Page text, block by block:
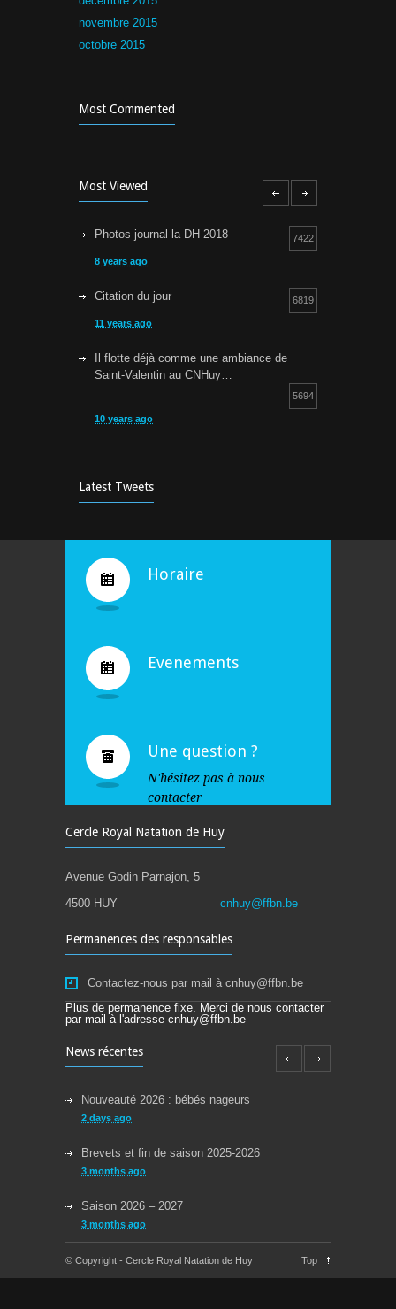
novembre 2015
octobre 2015
Most Commented
Most Viewed
Photos journal la DH 2018 7422
8 years ago
Citation du jour 6819
11 years ago
Il flotte déjà comme une ambiance de
Saint-Valentin au CNHuy…
5694
10 years ago
9 years ago
10 years ago
Latest Tweets
Horaire
Evenements
Une question ?
N'hésitez pas à nous
contacter
Cercle Royal Natation de Huy
Avenue Godin Parnajon, 5
4500 HUY
cnhuy@ffbn.be
Permanences des responsables
Contactez-nous par mail à cnhuy@ffbn.be
Plus de permanence fixe. Merci de nous contacter
par mail à l'adresse cnhuy@ffbn.be
News récentes
Nouveauté 2026 : bébés nageurs
2 days ago
Brevets et fin de saison 2025-2026
3 months ago
Saison 2026 – 2027
3 months ago
Reprise des cours la semaine du 08/09/2025
11 months ago
© Copyright - Cercle Royal Natation de Huy Top